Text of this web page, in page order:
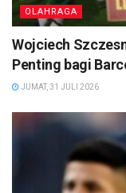
OLAHRAGA
Wojciech
Penting bagi
JUMAT, 31 JULI 2026